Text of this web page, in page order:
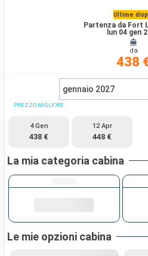
Ultime
Partenza da Fort
lun 04 gen
da
438
gennaio 2027
PREZZO MIGLIORE
4 Gen
438 €
12 Apr
448 €
La mia categoria cabina
Le mie opzioni cabina